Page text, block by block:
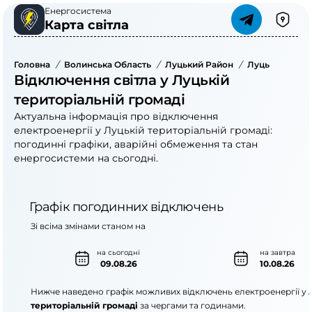
Енергосистема
Карта світла
Головна / Волинська Область / Луцький Район / Луцька
Відключення світла у Луцькій
територіальній громаді
Актуальна інформація про відключення
електроенергії у Луцькій територіальній громаді:
погодинні графіки, аварійні обмеження та стан
енергосистеми на сьогодні.
Графік погодинних відключень
на сьогодні
09.08.26
на завтра
10.08.26
Зі всіма змінами станом на
Нижче наведено графік можливих відключень електроенергії у
територіальній громаді за чергами та годинами.